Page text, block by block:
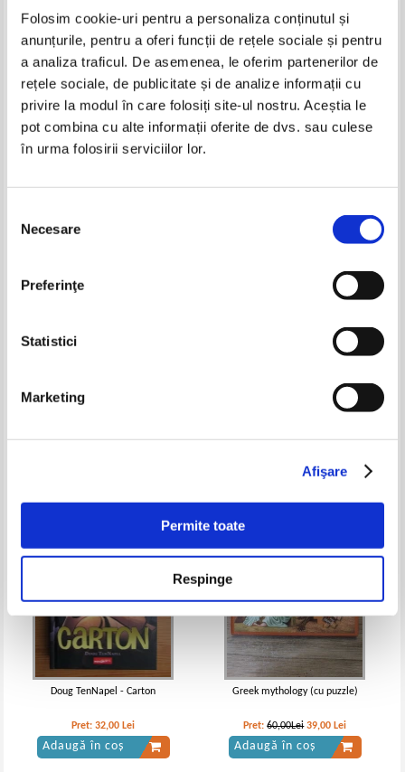
Folosim cookie-uri pentru a personaliza conținutul și
anunțurile, pentru a oferi funcții de rețele sociale și pentru
a analiza traficul. De asemenea, le oferim partenerilor de
rețele sociale, de publicitate și de analize informații cu
privire la modul în care folosiți site-ul nostru. Aceștia le
pot combina cu alte informații oferite de dvs. sau culese
în urma folosirii serviciilor lor.
consimțământului
Necesare
Preferinţe
Statistici
Marketing
Afişare
Permite toate
Respinge
Neil Gaiman - Coraline
Gheorghe Iftime - Jocuri logice
pentru prescolari si scolari mici
Adaugă în coș
C. Collodi - Pinocchio
Adaugă în coș
Doug TenNapel - Carton
Pret:32,00 Lei
Adaugă în coș
Greek mythology (cu puzzle)
Pret:60,00Lei 39,00 Lei
Adaugă în coș